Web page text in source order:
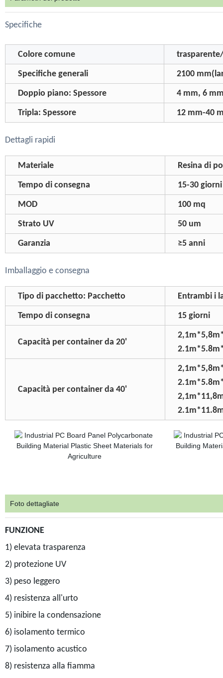
Specifiche
Colore comune
Specifiche generali 2100
Doppio piano: Spessore 4 mm, 6
Tripla: Spessore 12 mm-40
Dettagli rapidi
Materiale Resina di
Tempo di consegna 15-30
MOD 100 mq
Strato UV 50 um
Garanzia ≥5 anni
Imballaggio e consegna
Tipo di pacchetto: Pacchetto Entrambi i
Tempo di consegna 15 giorni
Capacità per container da 20'
Capacità per container da 40'
Foto dettagliate
FUNZIONE
1) elevata trasparenza
2) protezione UV
3) peso leggero
4) resistenza all'urto
5) inibire la condensazione
6) isolamento termico
7) isolamento acustico
8) resistenza alla fiamma